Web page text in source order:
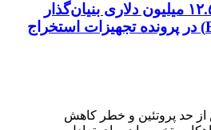
اتهام کلاهبرداری ۱۲.۵ میلیون دلاری بنیان‌گذار
بیت‌ریور (BitRiver) در پرونده تجهیزات استخراج